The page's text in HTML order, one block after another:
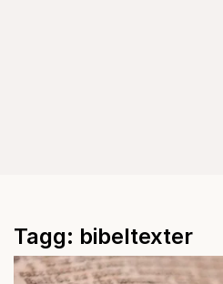
Tagg: bibeltexter